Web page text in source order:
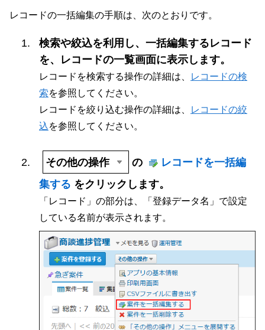
レコードの一括編集の手順は、次のとおりです。
検索や絞込を利用し、一括編集するレコード
を、レコードの一覧画面に表示します。
レコードを検索する操作の詳細は、
レコードの検
索を参照してください。
レコードを絞り込む操作の詳細は、
レコードの絞
込を参照してください。
その他の操作 の
レコードを一括編
集する をクリックします。
「レコード」の部分は、「登録データ名」で設定
している名前が表示されます。